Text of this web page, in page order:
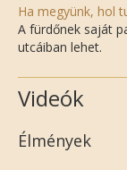
Ha megyünk, hol
A fürdőnek saját
utcáiban lehet.
Videók
Élmények